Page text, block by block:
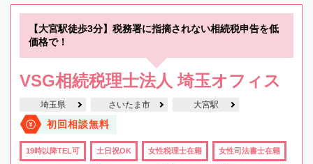
【大宮駅徒歩3分】税務署に指摘されない相続税申告を低
価格で！
VSG相続税理士法人 埼玉オフィス
埼玉県 さいたま市 大宮駅
初回相談無料
19時以降TEL可 土日祝OK 女性税理士在籍 女性司法書士在籍